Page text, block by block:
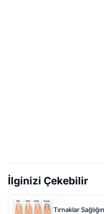
İlginizi Çekebilir
Tırnaklar